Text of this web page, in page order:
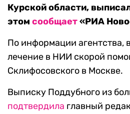
Курской области,
этом сообщает«РИА
По информации агентства,
лечение в НИИ скорой
Склифосовского в Москве.
Выписку Поддубного из
подтвердила главный